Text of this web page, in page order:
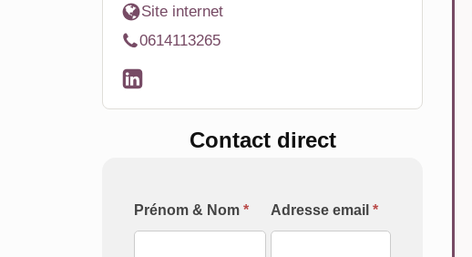
Site internet
0614113265
Contact direct
Formulaire
[Contact
Prénom & Nom * Adresse email*